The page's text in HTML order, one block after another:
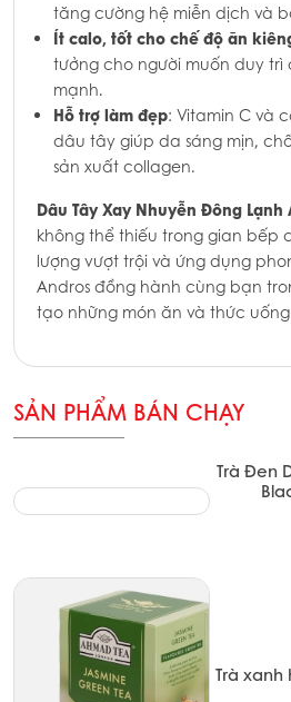
tăng cường hệ miễn dịch và
Ít calo, tốt cho chế độ ăn
tưởng cho người muốn duy trì
mạnh.
Hỗ trợ làm đẹp: Vitamin C và
dâu tây giúp da sáng mịn,
sản xuất collagen.
Dâu Tây Xay Nhuyễn Đông Lạnh
không thể thiếu trong gian bếp
lượng vượt trội và ứng dụng
Andros đồng hành cùng bạn
tạo những món ăn và thức
SẢN PHẨM BÁN CHẠY